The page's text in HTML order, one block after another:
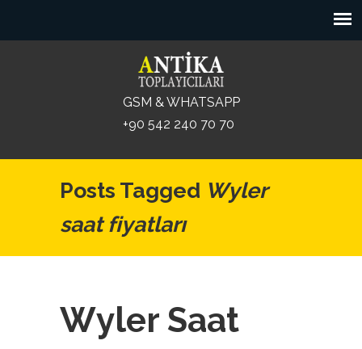
GSM & WHATSAPP
+90 542 240 70 70
Posts Tagged Wyler
saat fiyatları
Wyler Saat